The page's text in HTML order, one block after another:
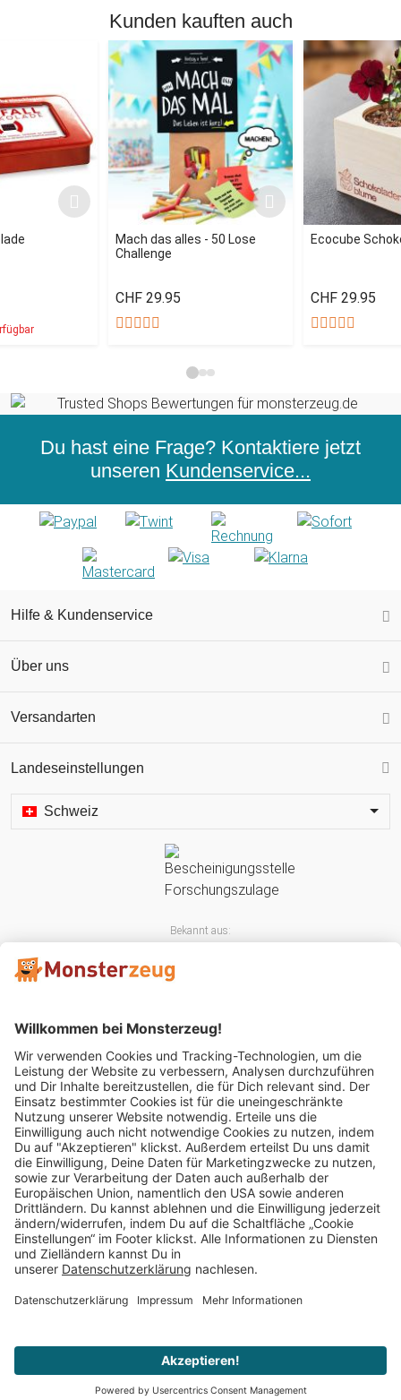
Kunden kauften auch
Mach das alles - 50 Lose
Challenge
CHF 29.95
Ecocube
CHF 29.95
Du hast eine Frage? Kontaktiere jetzt
unseren Kundenservice...
Hilfe & Kundenservice
Über uns
Versandarten
Landeseinstellungen
Schweiz
Bekannt aus:
Mitglied im:
Impressum AGB Widerrufsbelehrung
Vertrag widerrufen
© 2008–2026 Monsterzeug. Alle Rechte vorbehalten.